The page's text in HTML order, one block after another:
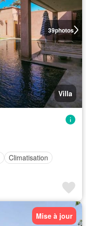
39photos
Villa
Climatisation
Mise à jour